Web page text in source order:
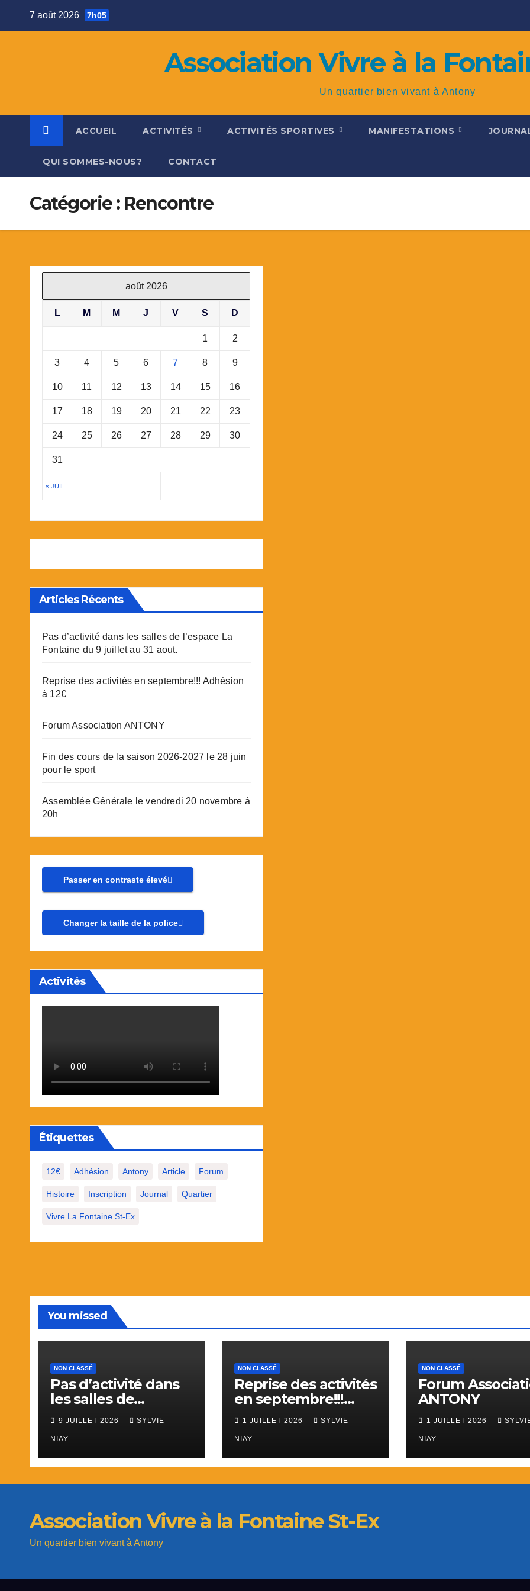
7 août 2026 7h05
Association Vivre à la
Un quartier bien vivant à Antony
ACCUEIL ACTIVITÉS ACTIVITÉS SPORTIVES MANIFESTATIONS
QUI SOMMES-NOUS? CONTACT
Catégorie : Rencontre
août 2026
L M M J V S D
« JUIL
1 2
3 4 5 6 7 8 9
10 11 12 13 14 15 16
17 18 19 20 21 22 23
24 25 26 27 28 29 30
31
Articles Récents
Pas d’activité dans les salles de l’espace La
Fontaine du 9 juillet au 31 aout.
Reprise des activités en septembre!!! Adhésion
à 12€
Forum Association ANTONY
Fin des cours de la saison 2026-2027 le 28 juin
pour le sport
Assemblée Générale le vendredi 20 novembre à
20h
Passer en contraste élevé
Changer la taille de la police
Activités
Étiquettes
12€ Adhésion Antony Article Forum
Histoire Inscription Journal Quartier
Vivre La Fontaine St-Ex
You missed
NON CLASSÉ
Pas d’activité dans
les salles de
l’espace La Fontaine
du 9 juillet au 31
aout.
9 JUILLET 2026 SYLVIE
NIAY
NON CLASSÉ
Reprise des activités
en septembre!!!
Adhésion à 12€
1 JUILLET 2026 SYLVIE
NIAY
NON CLASSÉ
Forum
ANTONY
1 JUILLET 2026
NIAY
Association Vivre à la Fontaine St-Ex
Un quartier bien vivant à Antony